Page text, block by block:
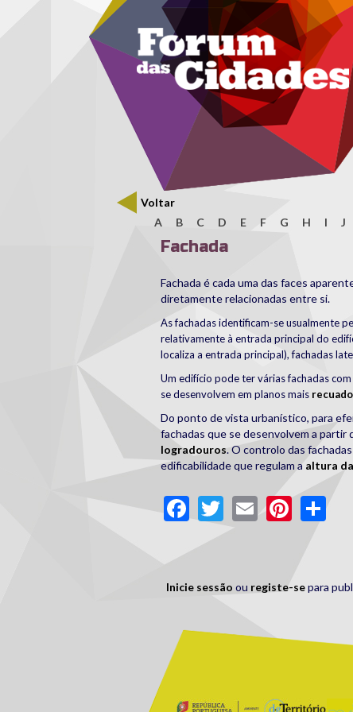
Passar para o conteúdo principalMenu secundário
Voltar
A
B C D E F G H I J
Fachada
Fachada é cada uma das faces
diretamente relacionadas entre si.
As fachadas identificam-se usualmente
relativamente à entrada principal do
localiza a entrada principal), fachadas
Um edifício pode ter várias fachadas
se desenvolvem em planos mais
Do ponto de vista urbanístico, para
fachadas que se desenvolvem a partir
logradouros. O controlo das
edificabilidade que regulam a altura
Facebook
Twitter
Email
Inicie sessão ou registe-separa